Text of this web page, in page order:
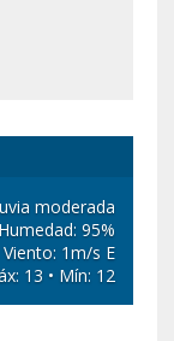
moderada
Humedad: 95%
Viento: 1m/s E
13 • Mín: 12